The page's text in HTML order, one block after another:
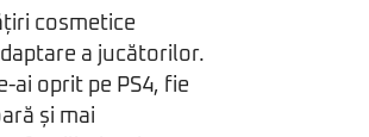
cosmetice
a jucătorilor.
ai oprit pe PS4, fie
și mai